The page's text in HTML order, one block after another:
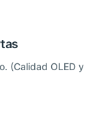
(Calidad OLED y